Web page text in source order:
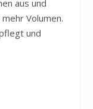
aus und
Volumen.
und